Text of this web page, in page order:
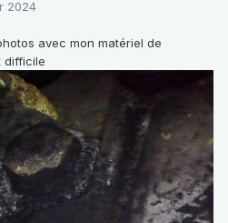
2024
avec mon matériel de
difficile